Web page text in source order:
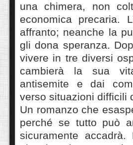
una chimera, non
economica precaria.
affranto; neanche la
gli dona speranza.
vivere in tre diversi
cambierà la sua
antisemite e dai
verso situazioni difficili
Un romanzo che
perché se tutto può
sicuramente accadrà.